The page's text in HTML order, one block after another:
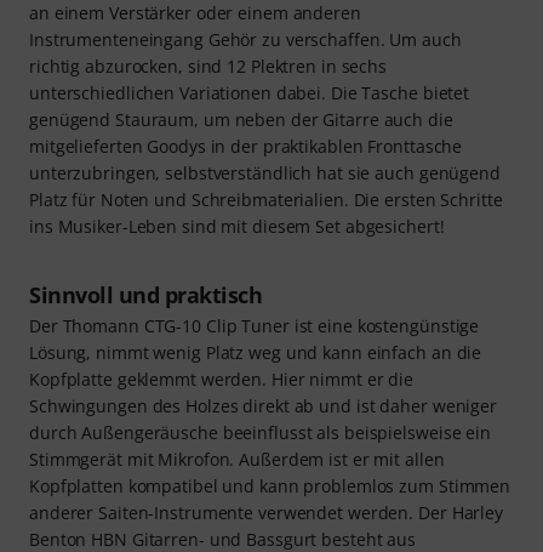
an einem Verstärker oder einem anderen
Instrumenteneingang Gehör zu verschaffen. Um auch
richtig abzurocken, sind 12 Plektren in sechs
unterschiedlichen Variationen dabei. Die Tasche bietet
genügend Stauraum, um neben der Gitarre auch die
mitgelieferten Goodys in der praktikablen Fronttasche
unterzubringen, selbstverständlich hat sie auch genügend
Platz für Noten und Schreibmaterialien. Die ersten Schritte
ins Musiker-Leben sind mit diesem Set abgesichert!
Sinnvoll und praktisch
Der Thomann CTG-10 Clip Tuner ist eine kostengünstige
Lösung, nimmt wenig Platz weg und kann einfach an die
Kopfplatte geklemmt werden. Hier nimmt er die
Schwingungen des Holzes direkt ab und ist daher weniger
durch Außengeräusche beeinflusst als beispielsweise ein
Stimmgerät mit Mikrofon. Außerdem ist er mit allen
Kopfplatten kompatibel und kann problemlos zum Stimmen
anderer Saiten-Instrumente verwendet werden. Der Harley
Benton HBN Gitarren- und Bassgurt besteht aus